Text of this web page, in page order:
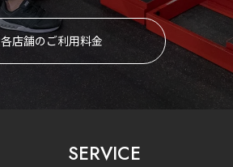
各店舗のご利用料金
SERVICE